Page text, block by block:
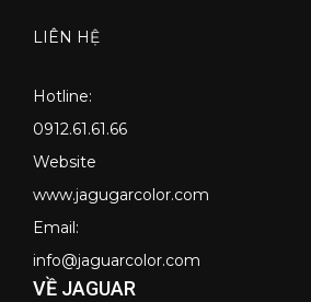
LIÊN HỆ
Hotline:
0912.61.61.66
Website
www.jagugarcolor.com
Email:
info@jaguarcolor.com
VỀ JAGUAR